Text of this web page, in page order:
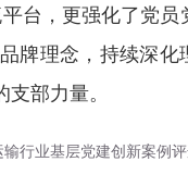
台，更强化了党员
牌理念，持续深化
部力量。
行业基层党建创新案例